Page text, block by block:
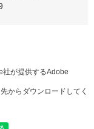
社が提供するAdobe
からダウンロードしてく